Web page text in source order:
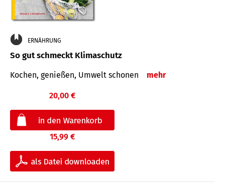
ERNÄHRUNG
So gut schmeckt Klimaschutz
Kochen, genießen, Umwelt schonen mehr
20,00 €
15,99 €